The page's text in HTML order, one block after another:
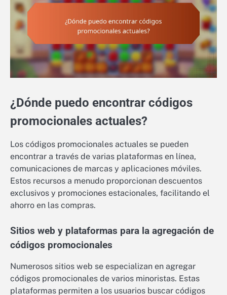
¿Dónde puedo encontrar códigos
promocionales actuales?
Los códigos promocionales actuales se pueden
encontrar a través de varias plataformas en línea,
comunicaciones de marcas y aplicaciones móviles.
Estos recursos a menudo proporcionan descuentos
exclusivos y promociones estacionales, facilitando el
ahorro en las compras.
Sitios web y plataformas para la agregación de
códigos promocionales
Numerosos sitios web se especializan en agregar
códigos promocionales de varios minoristas. Estas
plataformas permiten a los usuarios buscar códigos